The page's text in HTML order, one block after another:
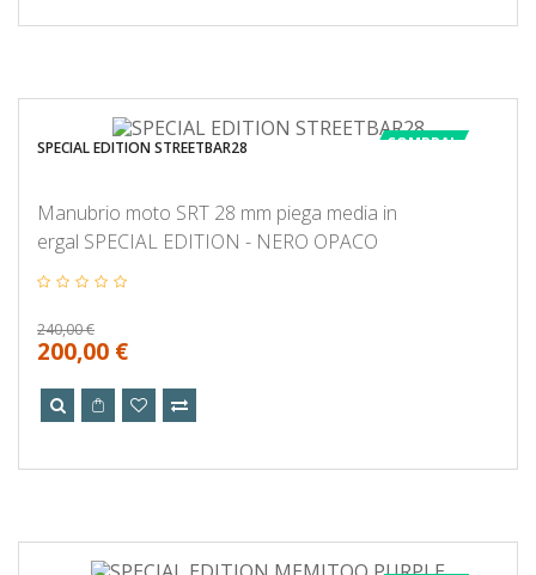
COMPRA!
SPECIAL EDITION STREETBAR28
Manubrio moto SRT 28 mm piega media in
ergal SPECIAL EDITION - NERO OPACO
240,00 €
200,00 €